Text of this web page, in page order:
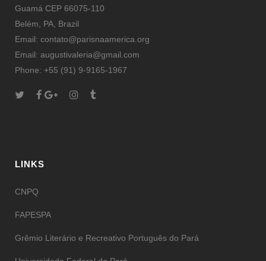
Guamá CEP 66075-110
Belém, PA, Brazil
Email: contato@parisnaamerica.org
Email: augustivaleria@gmail.com
Phone: +55 (91) 9-9165-1967
LINKS
CNPQ
FAPESPA
Grêmio Literário e Recreativo Português do Pará